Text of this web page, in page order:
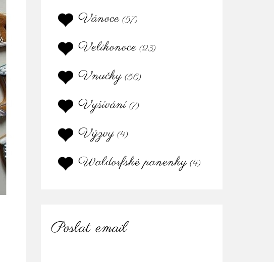
Vánoce (57)
Velikonoce (23)
Vnučky (56)
Vyšívání (7)
Výzvy (4)
Waldorfské panenky (4)
Poslat email